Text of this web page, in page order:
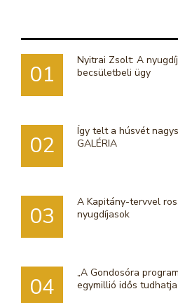
01
Nyitrai Zsolt: A
becsületbeli ügy
02
Így telt a húsvét
GALÉRIA
03
A Kapitány-tervvel
nyugdíjasok
04
„A Gondosóra
egymillió idős